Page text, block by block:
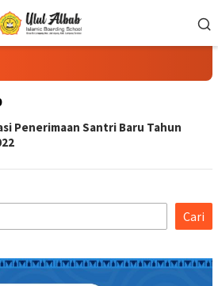
Penerimaan Santri Baru Tahun
Cari